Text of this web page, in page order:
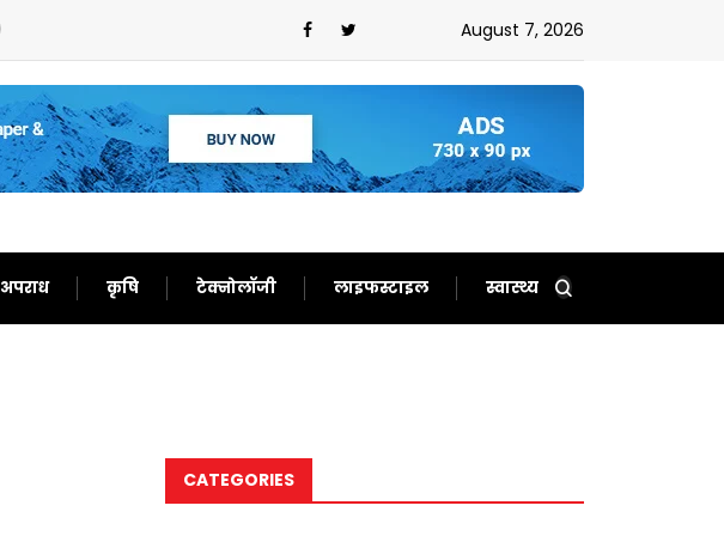
ट्रंप का फिर से बेतुका बयान,ईरान को बता दिया बेचारा August 7, 2026
अपराध कृषि टेक्नोलॉजी लाइफस्टाइल स्वास्थ्य
CATEGORIES